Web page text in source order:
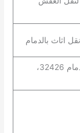
اثاث بالدمام
C3VF+4FF العنود، الدمام EG، الدمام 32426،